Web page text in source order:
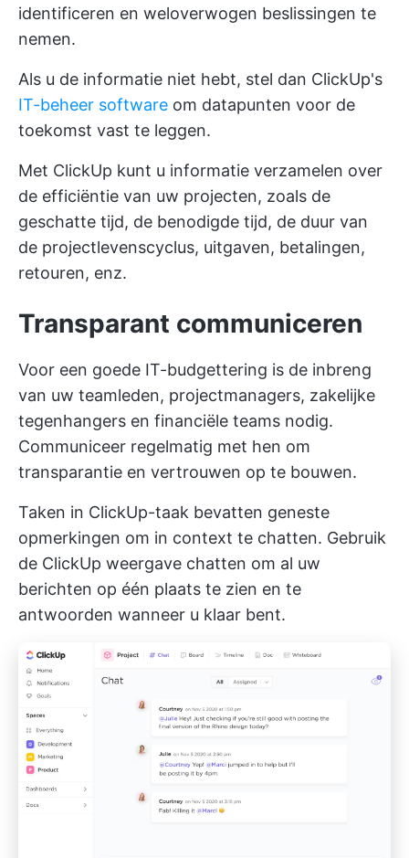
identificeren en weloverwogen beslissingen te
nemen.
Als u de informatie niet hebt, stel dan ClickUp's
IT-beheer software om datapunten voor de
toekomst vast te leggen.
Met ClickUp kunt u informatie verzamelen over
de efficiëntie van uw projecten, zoals de
geschatte tijd, de benodigde tijd, de duur van
de projectlevenscyclus, uitgaven, betalingen,
retouren, enz.
Transparant communiceren
Voor een goede IT-budgettering is de inbreng
van uw teamleden, projectmanagers, zakelijke
tegenhangers en financiële teams nodig.
Communiceer regelmatig met hen om
transparantie en vertrouwen op te bouwen.
Taken in ClickUp-taak bevatten geneste
opmerkingen om in context te chatten. Gebruik
de ClickUp weergave chatten om al uw
berichten op één plaats te zien en te
antwoorden wanneer u klaar bent.